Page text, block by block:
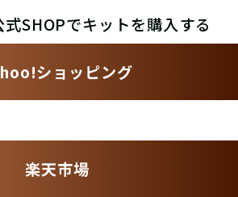
SHOPでキットを購入する
ショッピング
楽天市場